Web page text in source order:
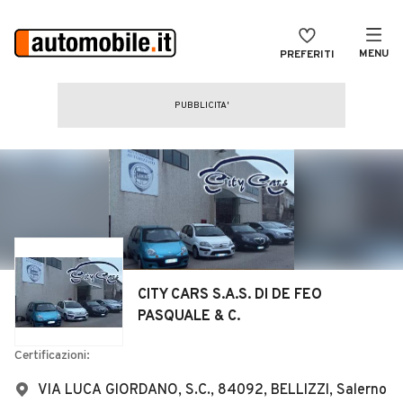
PREFERITI MENU
CERCA
Auto usate
Auto Km 0
Auto Nuove
Noleggio a lungo termine
Auto d'epoca
MAGAZINE
CITY CARS S.A.S. DI DE FEO
PASQUALE & C.
Certificazioni:
VIA LUCA GIORDANO, S.C., 84092, BELLIZZI, Salerno